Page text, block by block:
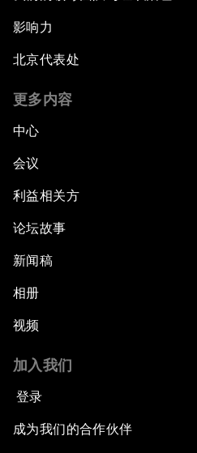
影响力
北京代表处
更多内容
中心
会议
利益相关方
论坛故事
新闻稿
相册
视频
加入我们
登录
成为我们的合作伙伴